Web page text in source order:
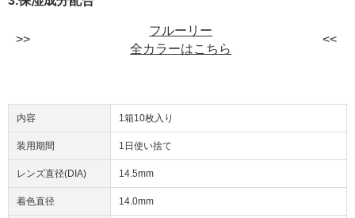
フルーリー
全カラーはこちら
内容 1箱10枚入り
装用期間 1日使い捨て
レンズ直径(DIA) 14.5mm
着色直径 14.0mm